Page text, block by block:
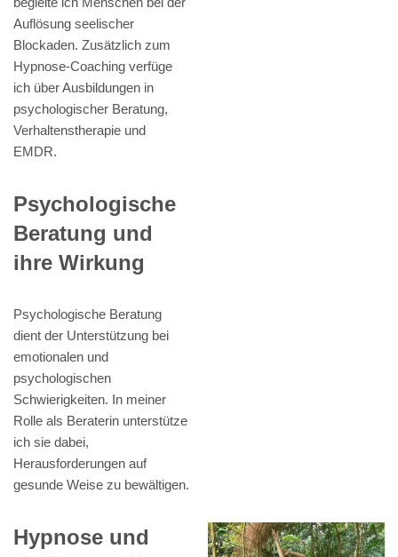
Auflösung seelischer
Blockaden. Zusätzlich zum
Hypnose-Coaching verfüge
ich über Ausbildungen in
psychologischer Beratung,
Verhaltenstherapie und
EMDR.
Psychologische
Beratung und
ihre Wirkung
Psychologische Beratung
dient der Unterstützung bei
emotionalen und
psychologischen
Schwierigkeiten. In meiner
Rolle als Beraterin unterstütze
ich sie dabei,
Herausforderungen auf
gesunde Weise zu bewältigen.
Hypnose und